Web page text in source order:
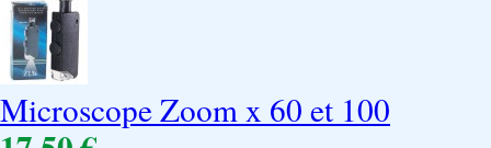
Microscope Zoom x 60 et 100